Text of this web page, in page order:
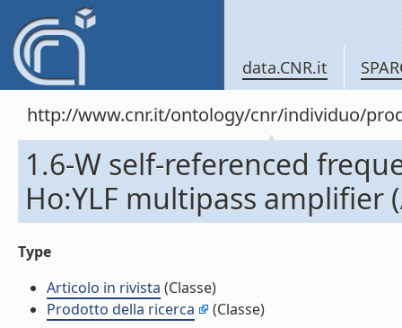
data.CNR.it
http://www.cnr.it/ontology/cnr/individuo/
1.6-W self-referenced
Ho:YLF multipass amplifier
Type
Articolo in rivista (Classe)
Prodotto della ricerca
(Classe)